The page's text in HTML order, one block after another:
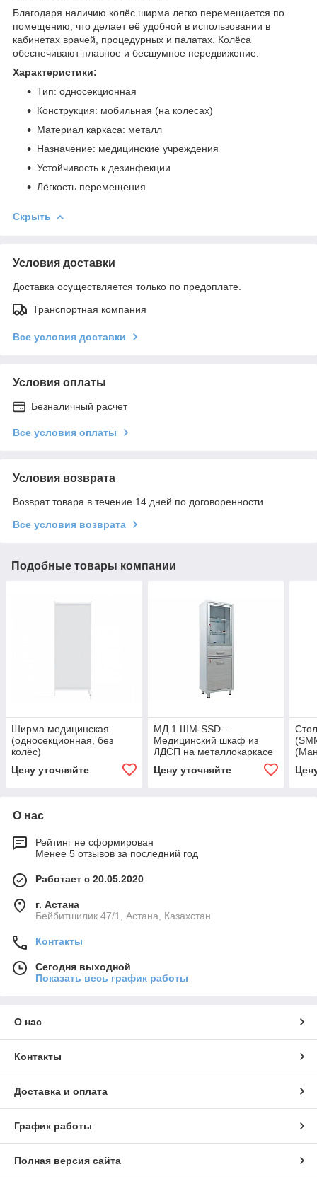
Благодаря наличию колёс ширма легко перемещается по
помещению, что делает её удобной в использовании в
кабинетах врачей, процедурных и палатах. Колёса
обеспечивают плавное и бесшумное передвижение.
Характеристики:
Тип: односекционная
Конструкция: мобильная (на колёсах)
Материал каркаса: металл
Назначение: медицинские учреждения
Устойчивость к дезинфекции
Лёгкость перемещения
Скрыть
Условия доставки
Доставка осуществляется только по предоплате.
Транспортная компания
Все условия доставки
Условия оплаты
Безналичный расчет
Все условия оплаты
Условия возврата
Возврат товара в течение 14 дней по договоренности
Все условия возврата
Подобные товары компании
Ширма медицинская
(односекционная, без
колёс)
Цену уточняйте
МД 1 ШМ-SSD –
Медицинский шкаф из
ЛДСП на металлокаркасе
Цену уточняйте
О нас
Рейтинг не сформирован
Менее 5 отзывов за последний год
Работает с 20.05.2020
г. Астана
Бейбитшилик 47/1, Астана, Казахстан
Контакты
Сегодня выходной
Показать весь график работы
О нас
Контакты
Доставка и оплата
График работы
Полная версия сайта